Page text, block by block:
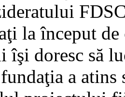
la început de
îşi doresc să
a